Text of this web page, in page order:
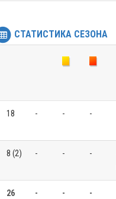
СТАТИСТИКА СЕЗОНА
18 - - -
8 (2) - - -
26
- - -